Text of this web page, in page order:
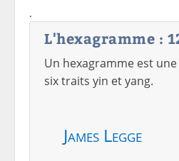
.
L'hexagramme :
Un hexagramme est
six traits yin et yang.
James Legge